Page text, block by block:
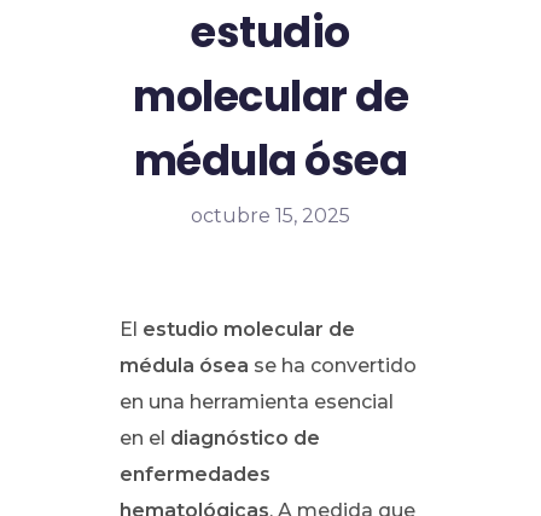
estudio
molecular de
médula ósea
octubre 15, 2025
El estudio molecular de
médula ósea se ha convertido
en una herramienta esencial
en el diagnóstico de
enfermedades
hematológicas. A medida que